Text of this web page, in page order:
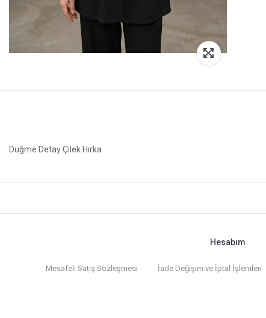
Düğme Detay Çilek Hırka
Hesabım
Mesafeli Satış Sözleşmesi İade Değişim ve İptal İşlemleri